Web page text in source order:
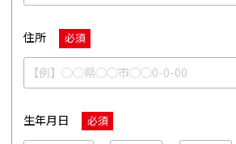
住所 必須
生年月日 必須